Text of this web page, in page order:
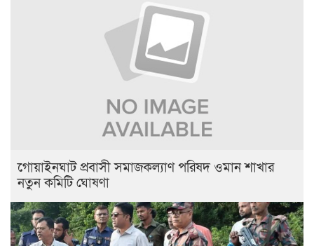
‎গোয়াইনঘাট প্রবাসী সমাজকল্যাণ পরিষদ ওমান শাখার
নতুন কমিটি ঘোষণা